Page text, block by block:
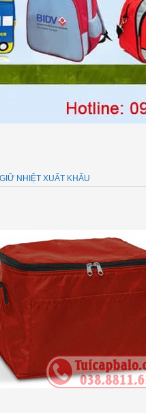
NHIỆT XUẤT KHẨU